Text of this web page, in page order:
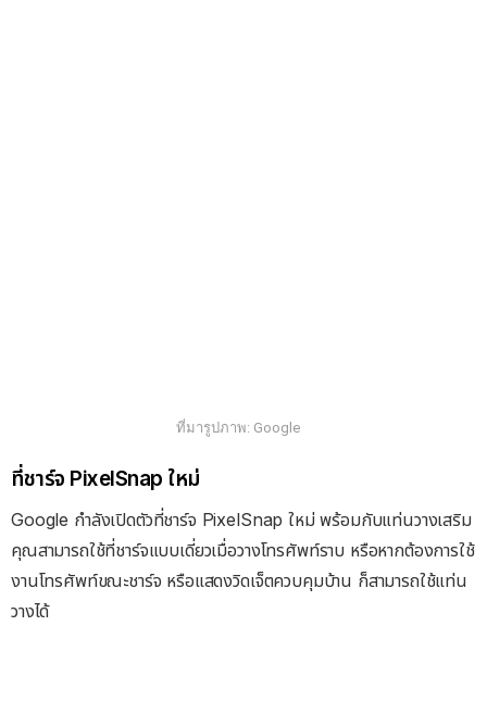
ที่มารูปภาพ: Google
ที่ชาร์จ PixelSnap ใหม่
Google กำลังเปิดตัวที่ชาร์จ PixelSnap ใหม่ พร้อมกับแท่นวางเสริม
คุณสามารถใช้ที่ชาร์จแบบเดี่ยวเมื่อวางโทรศัพท์ราบ หรือหากต้องการใช้
งานโทรศัพท์ขณะชาร์จ หรือแสดงวิดเจ็ตควบคุมบ้าน ก็สามารถใช้แท่น
วางได้